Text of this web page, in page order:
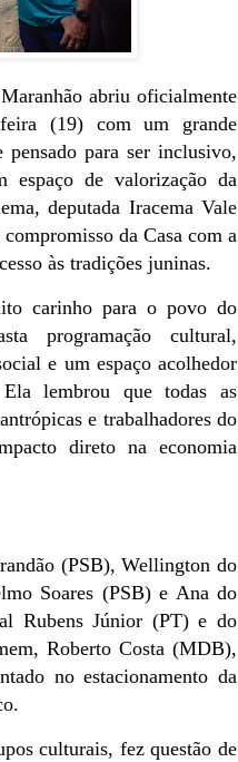
abriu oficialmente
(19) com um grande
para ser inclusivo,
de valorização da
deputada Iracema Vale
da Casa com a
às tradições juninas.
carinho para o povo do
programação cultural,
e um espaço acolhedor
lembrou que todas as
e trabalhadores do
direto na economia
(PSB), Wellington do
Soares (PSB) e Ana do
Rubens Júnior (PT) e do
Roberto Costa (MDB),
no estacionamento da
culturais, fez questão de